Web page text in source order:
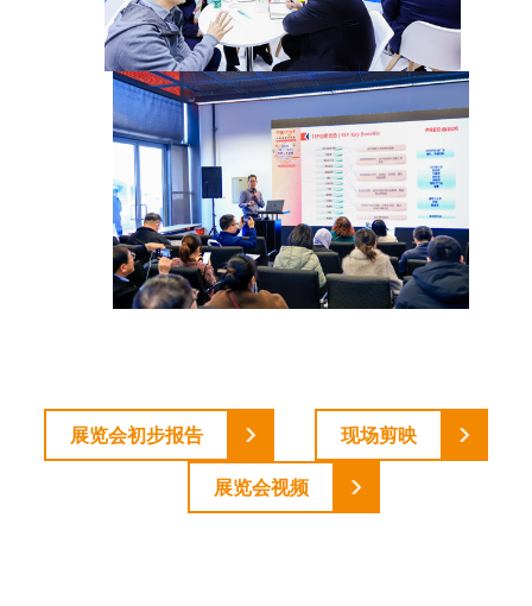
展览会初步报告
现场剪映
展览会视频